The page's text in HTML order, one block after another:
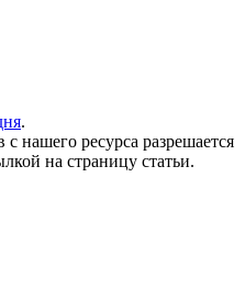
.
нашего ресурса разрешается
на страницу статьи.